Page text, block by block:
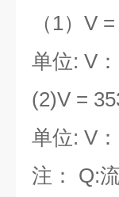
（ 1） V
单位: V ：
(2)V =
单位: V ：
注：
Q: